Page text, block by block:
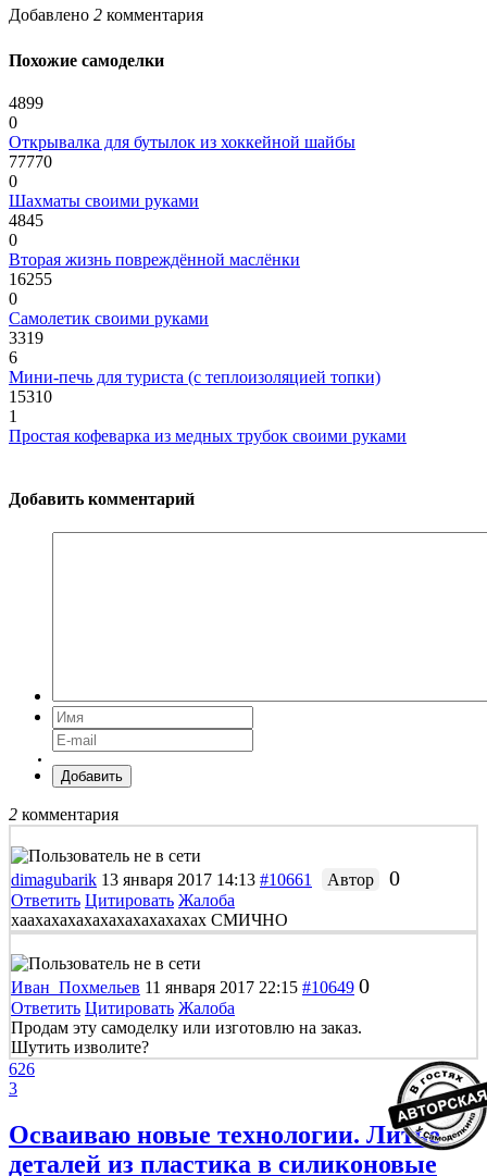
Добавлено 2 комментария
Похожие самоделки
4899
0
Открывалка для бутылок из хоккейной шайбы
77770
0
Шахматы своими руками
4845
0
Вторая жизнь повреждённой маслёнки
16255
0
Самолетик своими руками
3319
6
Мини-печь для туриста (с теплоизоляцией топки)
15310
1
Простая кофеварка из медных трубок своими руками
Добавить комментарий
Добавить
2 комментария
dimagubarik 13 января 2017 14:13 #10661 Автор 0
Ответить Цитировать Жалоба
хаахахахахахахахахахахах СМИЧНО
Иван_Похмельев 11 января 2017 22:15 #10649 0
Ответить Цитировать Жалоба
Продам эту самоделку или изготовлю на заказ.
Шутить изволите?
626
3
Осваиваю новые технологии. Литье
деталей из пластика в силиконовые